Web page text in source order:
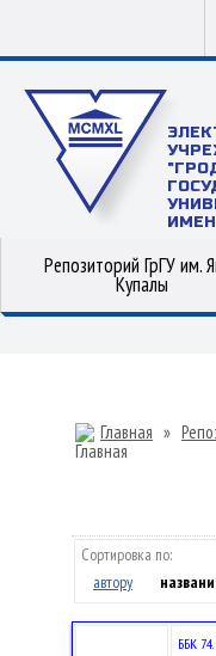
Репозиторий ГрГУ им.
Купалы
Главная »
Сортировка по:
автору
ББК 74.